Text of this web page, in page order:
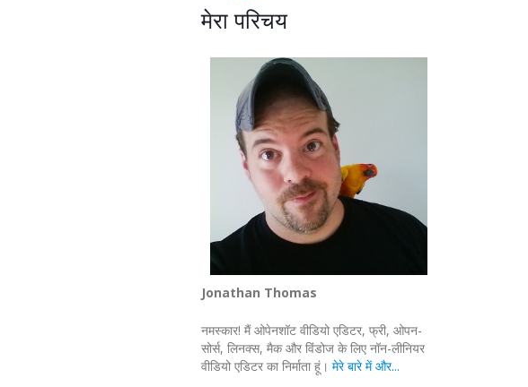
मेरा परिचय
Jonathan Thomas
नमस्कार! मैं ओपेनशॉट वीडियो एडिटर, फ्री, ओपन-
सोर्स, लिनक्स, मैक और विंडोज के लिए नॉन-लीनियर
वीडियो एडिटर का निर्माता हूं। मेरे बारे में और...